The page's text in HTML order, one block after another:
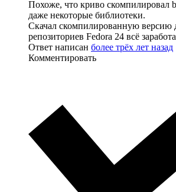
Похоже, что криво скомпилировал
даже некоторые библиотеки.
Скачал скомпилированную версию
репозиториев Fedora 24 всё
Ответ написан более трёх лет назад
Комментировать